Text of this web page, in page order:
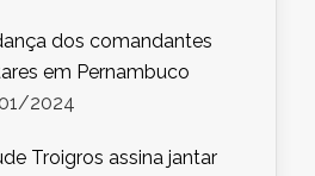
dos comandantes
em Pernambuco
2024
Troigros assina jantar